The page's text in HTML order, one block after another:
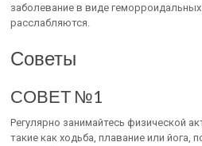
заболевание в виде
расслабляются.
Советы
СОВЕТ №1
Регулярно занимайтесь физической
такие как ходьба, плавание или йога,